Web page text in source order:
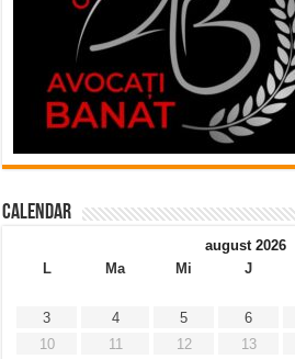
Calendar
august 2026
L
Ma Mi J
3
4 5 6
10
11 12 13